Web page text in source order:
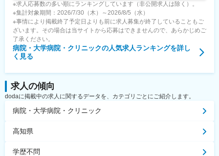
※求人応募数の多い順にランキングしています（非公開求人は除く）。
※集計対象期間：2026/7/30（木）～2026/8/5（水）
※事情により掲載終了予定日よりも前に求人募集が終了していることもご
ざいます。その場合は当サイトから応募はできませんので、あらかじめご
了承ください。
病院・大学病院・クリニックの人気求人ランキングを詳し
く見る
求人の傾向
dodaに掲載中の求人に関するデータを、カテゴリごとにご紹介します。
病院・大学病院・クリニック
高知県
学歴不問